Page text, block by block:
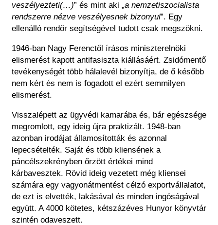
veszélyezteti(…)” és mint aki „a nemzetiszocialista
rendszerre nézve veszélyesnek bizonyul”. Egy
ellenálló rendőr segítségével tudott csak megszökni.
1946-ban Nagy Ferenctől írásos miniszterelnöki
elismerést kapott antifasiszta kiállásáért. Zsidómentő
tevékenységét több hálalevél bizonyítja, de ő később
nem kért és nem is fogadott el ezért semmilyen
elismerést.
Visszalépett az ügyvédi kamarába és, bár egészsége
megromlott, egy ideig újra praktizált. 1948-ban
azonban irodájat államosították és azonnal
lepecsételték. Saját és több kliensének a
páncélszekrényben őrzött értékei mind
kárbavesztek. Rövid ideig vezetett még kliensei
számára egy vagyonátmentést célzó exportvállalatot,
de ezt is elvették, lakásával és minden ingóságával
együtt. A 4000 kötetes, kétszázéves Hunyor könyvtár
szintén odaveszett.